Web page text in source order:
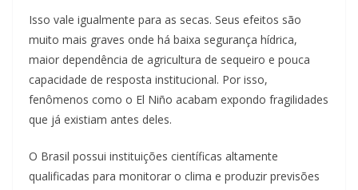
Isso vale igualmente para as secas. Seus efeitos são
muito mais graves onde há baixa segurança hídrica,
maior dependência de agricultura de sequeiro e pouca
capacidade de resposta institucional. Por isso,
fenômenos como o El Niño acabam expondo fragilidades
que já existiam antes deles.
O Brasil possui instituições científicas altamente
qualificadas para monitorar o clima e produzir previsões